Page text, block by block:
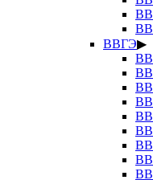
ВВГЭ▶